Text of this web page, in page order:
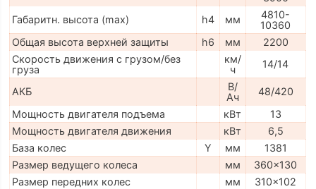
Габаритн. высота (max)
h4 мм
4810-
10360
Общая высота верхней защиты
h6 мм
2200
Скорость движения с грузом/без
груза
км/
ч
14/14
АКБ
В/
Ач
48/420
Мощность двигателя подъема
кВт
13
Мощность двигателя движения
кВт
6,5
База колес
Y мм
1381
Размер ведущего колеса
мм
360x130
Размер передних колес
мм
310x102